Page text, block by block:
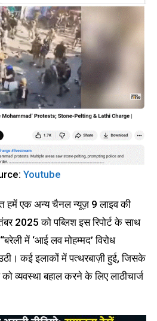
Youtube
हमें एक अन्य चैनल न्यूज़ 9 लाइव की
2025 को पब्लिश इस रिपोर्ट के साथ
में ‘आई लव मोहम्मद’ विरोध
कई इलाकों में पत्थरबाज़ी हुई, जिसके
व्यवस्था बहाल करने के लिए लाठीचार्ज